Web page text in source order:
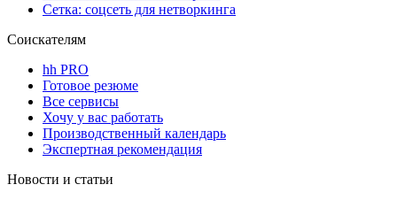
Сетка: соцсеть для нетворкинга
Соискателям
hh PRO
Готовое резюме
Все сервисы
Хочу у вас работать
Производственный календарь
Экспертная рекомендация
Новости и статьи